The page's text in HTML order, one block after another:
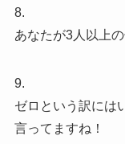
8.
あなたが3人以上
9.
ゼロという訳には
言ってますね！